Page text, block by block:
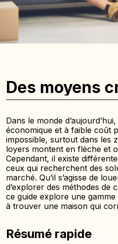
Des moyens
réduire les
logement
Dans le monde
économique et à faible coût
impossible, surtout dans les
loyers montent en flèche et
Cependant, il existe
ceux qui recherchent des
marché. Qu’il s’agisse de
d’explorer des méthodes de
ce guide explore une
à trouver une maison qui
Résumé rapide